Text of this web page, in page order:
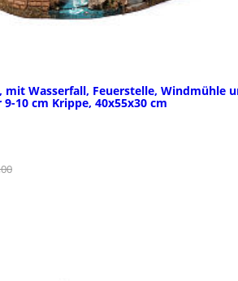
mit Wasserfall, Feuerstelle, Windmühle
10 cm Krippe, 40x55x30 cm